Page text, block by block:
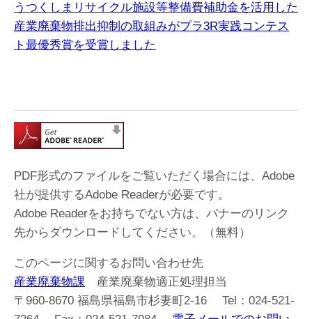
うつくしまリサイクル施設等整備費補助金を活用した
産業廃棄物排出抑制の取組みがプラ3R実践コンテス
ト最優秀賞を受賞しました​
PDF形式のファイルをご覧いただく場合には、Adobe
社が提供するAdobe Readerが必要です。
Adobe Readerをお持ちでない方は、バナーのリンク
先からダウンロードしてください。（無料）
このページに関するお問い合わせ先
産業廃棄物課 産業廃棄物適正処理担当
〒960-8670 福島県福島市杉妻町2-16 Tel：024-521-